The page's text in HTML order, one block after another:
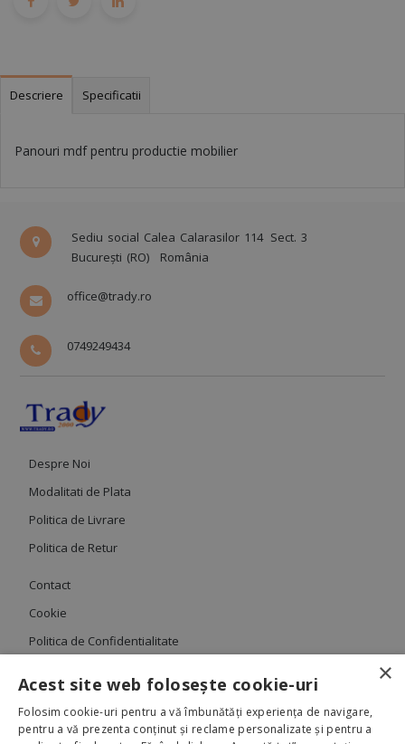
Descriere Specificatii
Panouri mdf pentru productie mobilier
Sediu social Calea Calarasilor 114 Sect. 3
București (RO)
România
office@trady.ro
0749249434
Despre Noi
Modalitati de Plata
Politica de Livrare
Politica de Retur
Contact
Cookie
Politica de Confidentialitate
×
Acest site web folosește cookie-uri
Folosim cookie-uri pentru a vă îmbunătăți experiența de navigare,
pentru a vă prezenta conținut și reclame personalizate și pentru a